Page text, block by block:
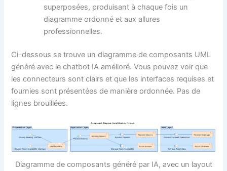
superposées, produisant à chaque fois un
diagramme ordonné et aux allures
professionnelles.
Ci-dessous se trouve un diagramme de composants UML
généré avec le chatbot IA amélioré. Vous pouvez voir que
les connecteurs sont clairs et que les interfaces requises et
fournies sont présentées de manière ordonnée. Pas de
lignes brouillées.
Diagramme de composants généré par IA, avec un layout